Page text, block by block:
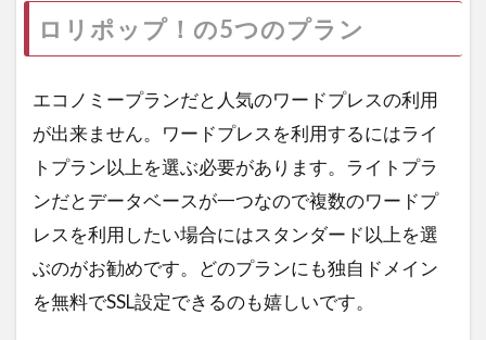
ロリポップ！の5つのプラン
エコノミープランだと人気のワードプレスの利用
が出来ません。ワードプレスを利用するにはライ
トプラン以上を選ぶ必要があります。ライトプラ
ンだとデータベースが一つなので複数のワードプ
レスを利用したい場合にはスタンダード以上を選
ぶのがお勧めです。どのプランにも独自ドメイン
を無料でSSL設定できるのも嬉しいです。